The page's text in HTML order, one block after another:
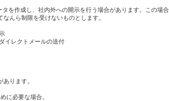
を作成し、社内外への開示を行う場合があります。この場合
んら制限を受けないものとします。
イレクトメールの送付
ります。
に必要な場合。